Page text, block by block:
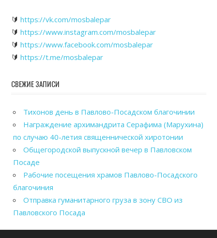
🔰 https://vk.com/mosbalepar
🔰 https://www.instagram.com/mosbalepar
🔰 https://www.facebook.com/mosbalepar
🔰 https://t.me/mosbalepar
СВЕЖИЕ ЗАПИСИ
Тихонов день в Павлово-Посадском благочинии
Награждение архимандрита Серафима (Марухина)
по случаю 40-летия священнической хиротонии
Общегородской выпускной вечер в Павловском
Посаде
Рабочие посещения храмов Павлово-Посадского
благочиния
Отправка гуманитарного груза в зону СВО из
Павловского Посада